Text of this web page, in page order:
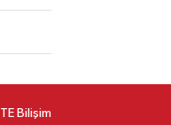
TE Bilişim